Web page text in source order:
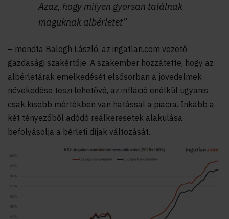
Azaz, hogy milyen gyorsan találnak
maguknak albérletet”
– mondta Balogh László, az ingatlan.com vezető
gazdasági szakértője. A szakember hozzátette, hogy az
albérletárak emelkedését elsősorban a jövedelmek
növekedése teszi lehetővé, az infláció enélkül ugyanis
csak kisebb mértékben van hatással a piacra. Inkább a
két tényezőből adódó reálkeresetek alakulása
befolyásolja a bérleti díjak változását.